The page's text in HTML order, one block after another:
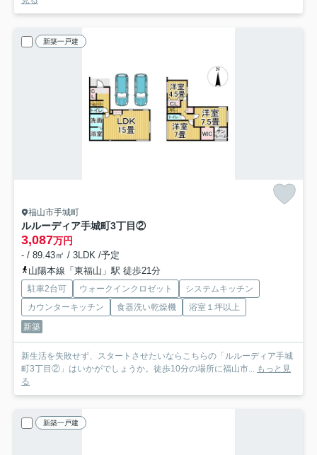
新築一戸建
福山市手城町
ルルーディア手城町3丁目②
3,087万円
- / 89.43㎡ / 3LDK /予定
山陽本線「東福山」駅 徒歩21分
駐車2台可 ウォークインクロゼット
システムキッチン
カウンターキッチン
食器洗い乾燥機
浴室１坪以上
新築
新生活を失敗せず、スタートさせたいならこちらの「ルルーディア手城
町3丁目②」はいかがでしょうか。徒歩10分の場所に福山市... もっと見
る
新築一戸建